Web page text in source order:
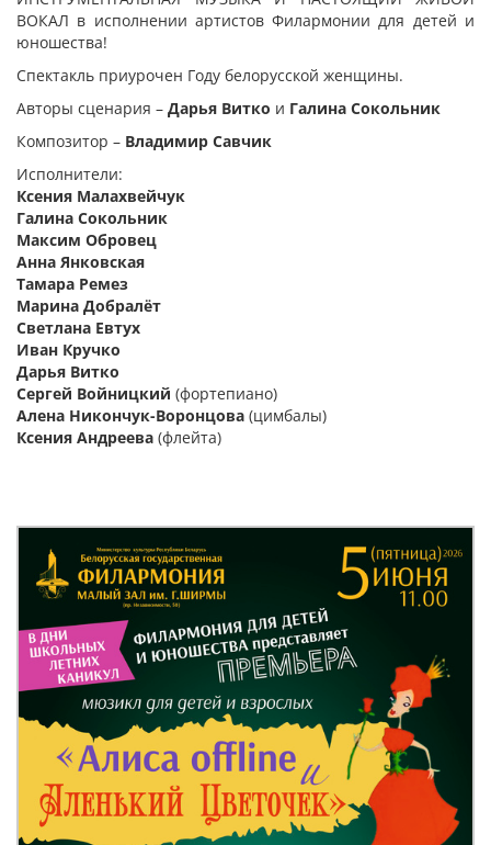
ВОКАЛ в исполнении артистов Филармонии для детей и
юношества!
Спектакль приурочен Году белорусской женщины.
Авторы сценария – Дарья Витко и Галина Сокольник
Композитор – Владимир Савчик
Исполнители:
Ксения Малахвейчук
Галина Сокольник
Максим Обровец
Анна Янковская
Тамара Ремез
Марина Добралёт
Светлана Евтух
Иван Кручко
Дарья Витко
Сергей Войницкий (фортепиано)
Алена Никончук-Воронцова (цимбалы)
Ксения Андреева (флейта)